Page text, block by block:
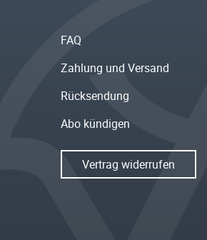
FAQ
Zahlung und Versand
Rücksendung
Abo kündigen
Vertrag widerrufen